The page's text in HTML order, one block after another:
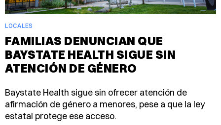
LOCALES
FAMILIAS DENUNCIAN QUE
BAYSTATE HEALTH SIGUE SIN
ATENCIÓN DE GÉNERO
Baystate Health sigue sin ofrecer atención de
afirmación de género a menores, pese a que la ley
estatal protege ese acceso.